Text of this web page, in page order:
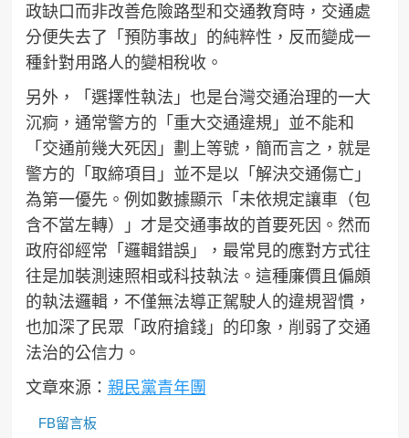
政缺口而非改善危險路型和交通教育時，交通處
分便失去了「預防事故」的純粹性，反而變成一
種針對用路人的變相稅收。
另外，「選擇性執法」也是台灣交通治理的一大
沉痾，通常警方的「重大交通違規」並不能和
「交通前幾大死因」劃上等號，簡而言之，就是
警方的「取締項目」並不是以「解決交通傷亡」
為第一優先。例如數據顯示「未依規定讓車（包
含不當左轉）」才是交通事故的首要死因。然而
政府卻經常「邏輯錯誤」，最常見的應對方式往
往是加裝測速照相或科技執法。這種廉價且偏頗
的執法邏輯，不僅無法導正駕駛人的違規習慣，
也加深了民眾「政府搶錢」的印象，削弱了交通
法治的公信力。
文章來源： 親民黨青年團
FB留言板